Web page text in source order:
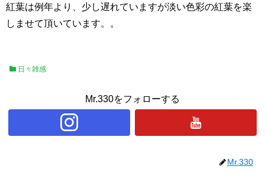
紅葉は例年より、少し遅れていますが淡い色彩の紅葉を楽
しませて頂いています。。
日々雑感
Mr.330をフォローする
Mr.330